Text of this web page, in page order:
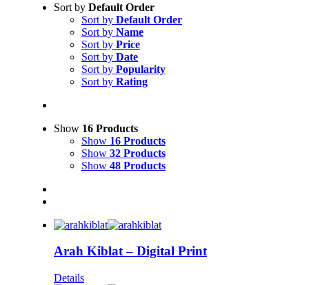
Sort by Default Order
Sort by Default Order
Sort by Name
Sort by Price
Sort by Date
Sort by Popularity
Sort by Rating
Show 16 Products
Show 16 Products
Show 32 Products
Show 48 Products
Arah Kiblat – Digital Print
Details